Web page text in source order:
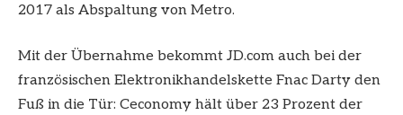
2017 als Abspaltung von Metro.
Mit der Übernahme bekommt JD.com auch bei der
französischen Elektronikhandelskette Fnac Darty den
Fuß in die Tür: Ceconomy hält über 23 Prozent der